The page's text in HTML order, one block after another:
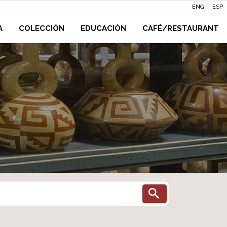
ENG ESP
COLECCIÓN EDUCACIÓN CAFÉ/RESTAURANT